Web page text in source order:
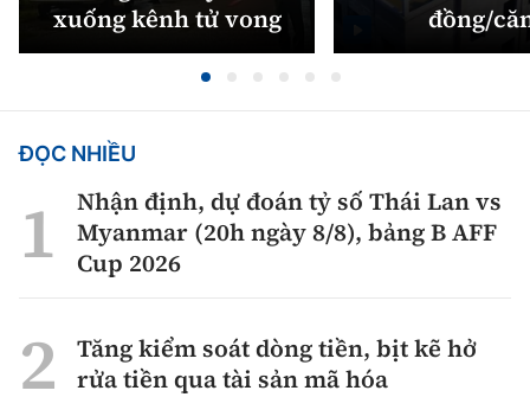
xuống kênh tử vong
đồng/
ĐỌC NHIỀU
Nhận định, dự đoán tỷ số Thái Lan vs
Myanmar (20h ngày 8/8), bảng B AFF
Cup 2026
Tăng kiểm soát dòng tiền, bịt kẽ hở
rửa tiền qua tài sản mã hóa